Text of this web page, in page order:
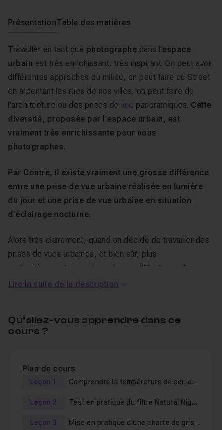
PrésentationTable des matières
Travailler en tant que photographe dans l'espace
urbain est très enrichissant, très inspirant. On peut avoir
différentes approches du milieu, on peut faire du Street
en arpentant les rues de nos villes, on peut faire de
l'architecture ou des prises de vue panoramiques. Cette
diversité, proposée par l'espace urbain, est
vraiment très enrichissante pour nous
photographes.
Par Contre, il existe vraiment une grosse différence
entre une prise de vue urbaine réalisée en lumière
du jour et une prise de vue urbaine en situation
d’éclairage nocturne.
Alors très clairement, quand on décide de travailler des
prises de vues urbaines, et bien sûr, plus
particulièrement des prises de vues "Nocturnes ", on va
devoir gérer cetteproblématique de l’éclairage
liée directement à laTempérature de Lumière
Vous former en vidéo à la photographie
urbaine
Dans cette formation vidéo, très complète, je vous
propose de découvrir des solutions soit, liées à
Lire la suite de la description
Qu’allez-vous apprendre dans ce
cours ?
Plan de cours
Leçon 1 Comprendre la température de couleur exprimée en Kelvin
Leçon 2 Test en pratique du filtre Natural Night sur le terrain
Leçon 3 Mise en pratique d'une charte de gris et couleur sur le terrain